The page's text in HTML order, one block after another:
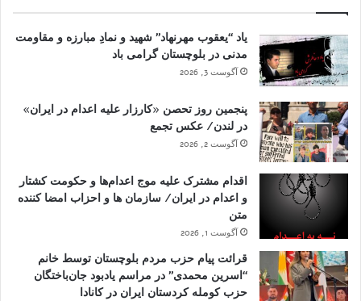
یاد “یعقوب مهرنهاد” شهید و نمادِ مبارزه و مقاومت
مدنی در بلوچستان گرامی باد
آگوست 3, 2026
پنجمین روز تحصن «کارزار علیه اعدام در ایران»
در لندن/ عکس تجمع
آگوست 2, 2026
اقدام مشترک علیه موج اعدام‌ها و حکومت کشتار
و اعدام در ایران/ سازمان ها و احزاب امضا کننده
متن
آگوست 1, 2026
قرائت پیام حزب مردم بلوچستان توسط خانم
“اسرین محمدی” در مراسم یادبود جان‌باختگان
حزب کومله کردستان ایران در کانادا